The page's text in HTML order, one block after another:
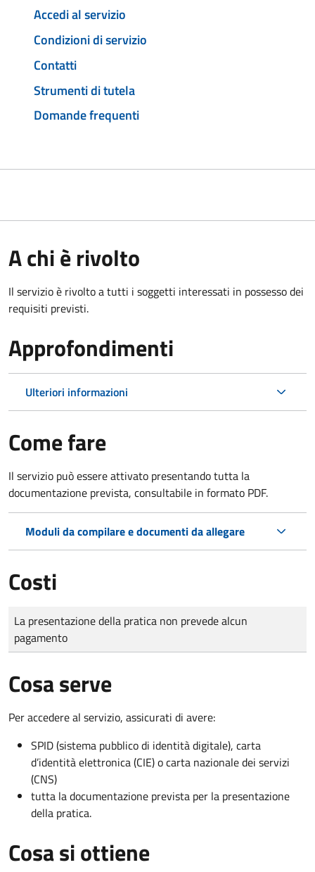
Accedi al servizio
Condizioni di servizio
Contatti
Strumenti di tutela
Domande frequenti
A chi è rivolto
Il servizio è rivolto a tutti i soggetti interessati in possesso dei
requisiti previsti.
Approfondimenti
Ulteriori informazioni
Come fare
Il servizio può essere attivato presentando tutta la
documentazione prevista, consultabile in formato PDF.
Moduli da compilare e documenti da allegare
Costi
Tipo di pagamento
Importo
La presentazione della pratica non prevede alcun
pagamento
Cosa serve
Per accedere al servizio, assicurati di avere:
SPID (sistema pubblico di identità digitale), carta
d’identità elettronica (CIE) o carta nazionale dei servizi
(CNS)
tutta la documentazione prevista per la presentazione
della pratica.
Cosa si ottiene